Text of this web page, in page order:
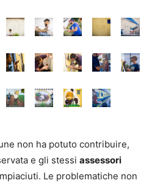
non ha potuto contribuire,
e gli stessi assessori
Le problematiche non